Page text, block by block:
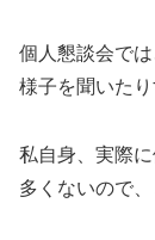
個人懇談会で
様子を聞いた
私自身、実際
多くないので